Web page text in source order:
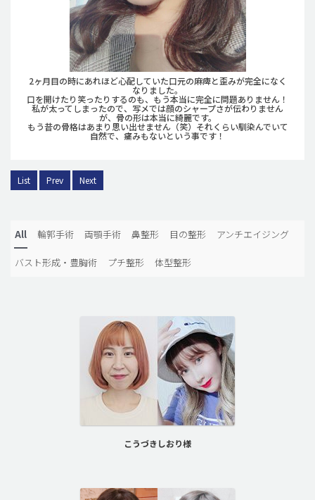
2ヶ月目の時にあれほど心配していた口元の麻痺と歪みが完全になく
なりました。
口を開けたり笑ったりするのも、もう本当に完全に問題ありません！
私が太ってしまったので、写メでは顔のシャープさが伝わりません
が、骨の形は本当に綺麗です。
もう昔の骨格はあまり思い出せません（笑）それくらい馴染んでいて
自然で、痛みもないという事です！
List Prev Next
All 輪郭手術 両顎手術 鼻整形 目の整形 アンチエイジング
バスト形成・豊胸術 プチ整形 体型整形
こうづきしおり様